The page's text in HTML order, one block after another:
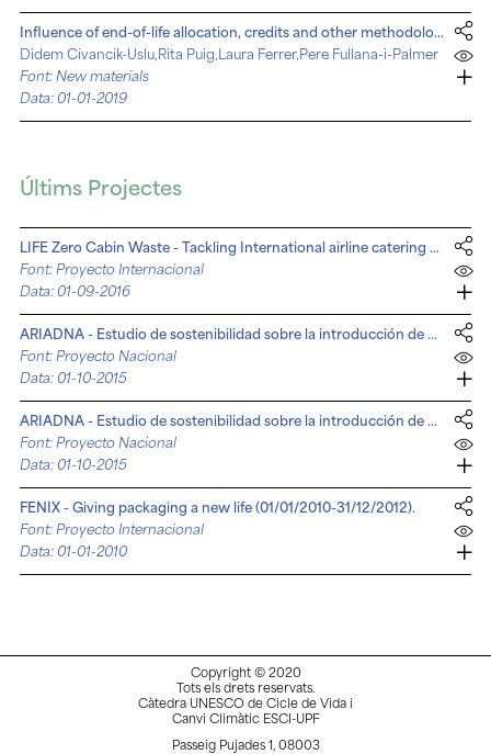
Influence of end-of-life allocation, credits and other methodological issues in LCA of compounds: An in-company circular economy case study on packaging
Didem Civancik-Uslu,Rita Puig,Laura Ferrer,Pere Fullana-i-Palmer
Font: New materials
Data: 01-01-2019
Últims Projectes
LIFE Zero Cabin Waste - Tackling International airline catering waste by demonstrating integral and safe recollection, separation & treatment (01/09/2016-31/12/2019)
Font: Proyecto Internacional
Data: 01-09-2016
ARIADNA - Estudio de sostenibilidad sobre la introducción de un SDDR obligatorio para envases en España (10/2015-07/2016)
Font: Proyecto Nacional
Data: 01-10-2015
ARIADNA - Estudio de sostenibilidad sobre la introducción de un SDDR obligatorio para envases en Cataluña (10/2015-07/2016)
Font: Proyecto Nacional
Data: 01-10-2015
FENIX - Giving packaging a new life (01/01/2010-31/12/2012).
Font: Proyecto Internacional
Data: 01-01-2010
Copyright © 2020
Tots els drets reservats.
Càtedra UNESCO de Cicle de Vida i
Canvi Climàtic ESCI-UPF
Passeig Pujades 1, 08003